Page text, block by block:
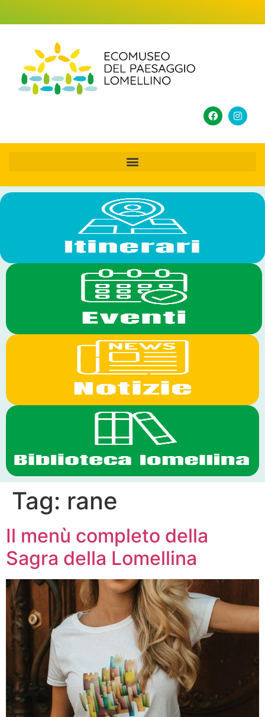
Tag: rane
Il menù completo della
Sagra della Lomellina